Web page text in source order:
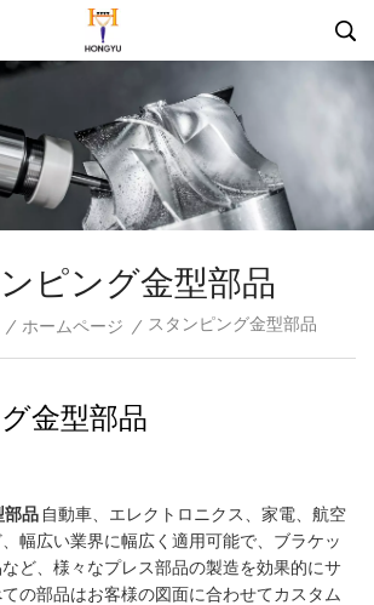
ピング金型部品
/ ホームページ / スタンピング金型部品
金型部品
部品 自動車、エレクトロニクス、家電、航空
幅広い業界に幅広く適用可能で、ブラケッ
ど、様々なプレス部品の製造を効果的にサ
の部品はお客様の図面に合わせてカスタム